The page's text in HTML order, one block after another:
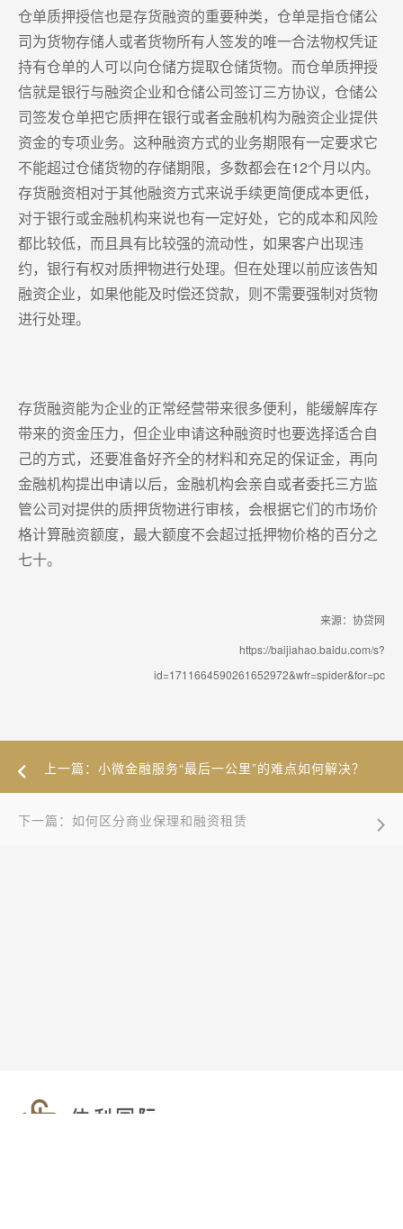
仓单质押授信也是存货融资的重要种类，仓单是指仓储公
司为货物存储人或者货物所有人签发的唯一合法物权凭证
持有仓单的人可以向仓储方提取仓储货物。而仓单质押授
信就是银行与融资企业和仓储公司签订三方协议，仓储公
司签发仓单把它质押在银行或者金融机构为融资企业提供
资金的专项业务。这种融资方式的业务期限有一定要求它
不能超过仓储货物的存储期限，多数都会在12个月以内。
存货融资相对于其他融资方式来说手续更简便成本更低，
对于银行或金融机构来说也有一定好处，它的成本和风险
都比较低，而且具有比较强的流动性，如果客户出现违
约，银行有权对质押物进行处理。但在处理以前应该告知
融资企业，如果他能及时偿还贷款，则不需要强制对货物
进行处理。
存货融资能为企业的正常经营带来很多便利，能缓解库存
带来的资金压力，但企业申请这种融资时也要选择适合自
己的方式，还要准备好齐全的材料和充足的保证金，再向
金融机构提出申请以后，金融机构会亲自或者委托三方监
管公司对提供的质押货物进行审核，会根据它们的市场价
格计算融资额度，最大额度不会超过抵押物价格的百分之
七十。
来源：协贷网
https://baijiahao.baidu.com/s?
id=1711664590261652972&wfr=spider&for=pc
上一篇：小微金融服务“最后一公里”的难点如何解决？
下一篇：如何区分商业保理和融资租赁